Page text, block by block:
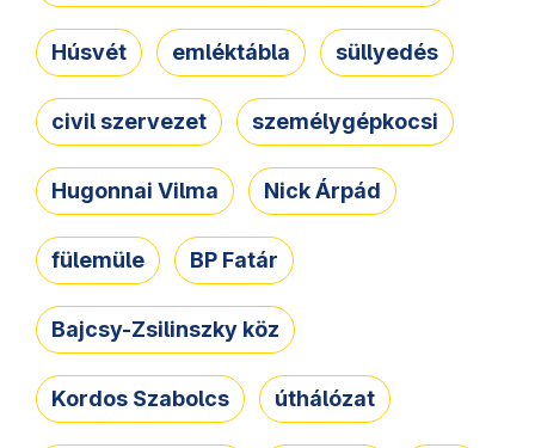
Húsvét emléktábla süllyedés
civil szervezet személygépkocsi
Hugonnai Vilma Nick Árpád
fülemüle BP Fatár
Bajcsy-Zsilinszky köz
Kordos Szabolcs úthálózat